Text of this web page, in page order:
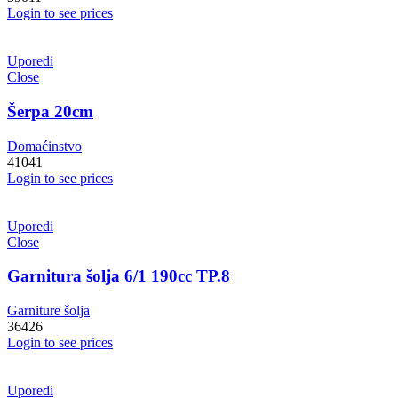
Login to see prices
Uporedi
Close
Šerpa 20cm
Domaćinstvo
41041
Login to see prices
Uporedi
Close
Garnitura šolja 6/1 190cc TP.8
Garniture šolja
36426
Login to see prices
Uporedi